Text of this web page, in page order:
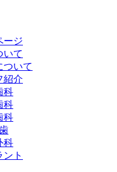
ージ
いて
ついて
紹介
科
科
科
科
ント